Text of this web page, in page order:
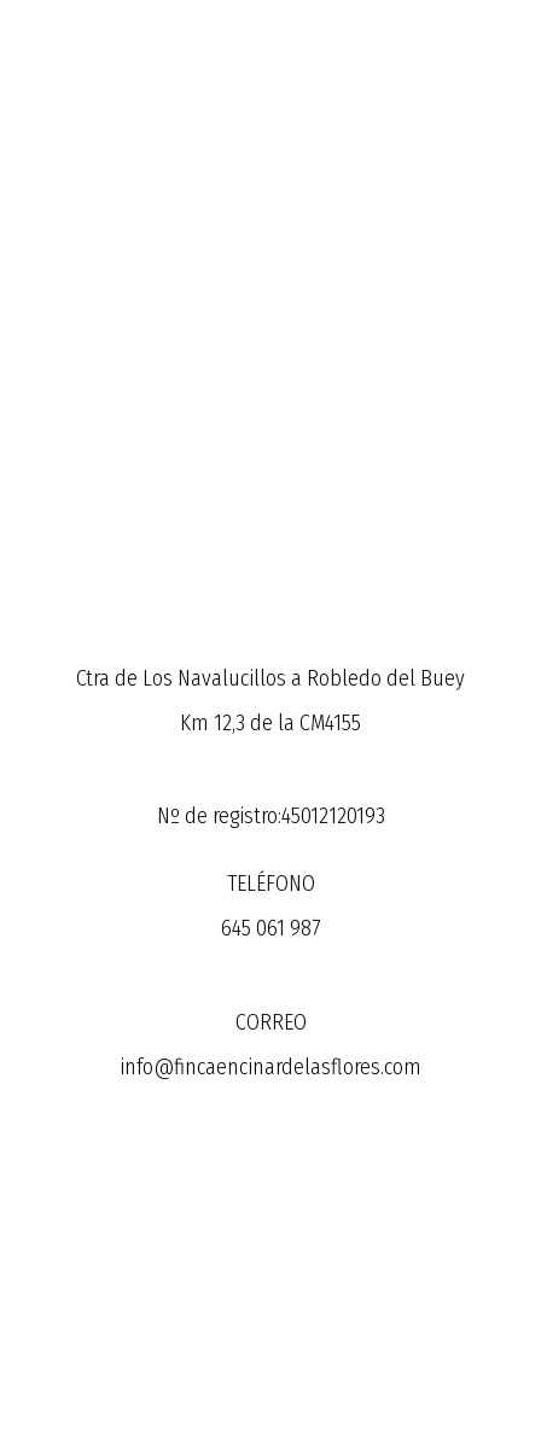
Ctra de Los Navalucillos a Robledo del Buey
Km 12,3 de la CM4155
Nº de registro:45012120193
TELÉFONO
645 061 987
CORREO
info@fincaencinardelasflores.com